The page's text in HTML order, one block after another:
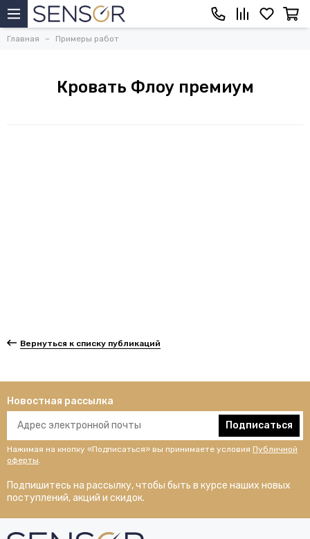
Главная Примеры работ
Кровать Флоу премиум
Вернуться к списку публикаций
Новостная рассылка
Подписаться
Нажимая на кнопку «Подписаться» вы принимаете условия Публичной
оферты
Подпишитесь на рассылку, чтобы быть в курсе наших новых
поступлений, акций и скидок.